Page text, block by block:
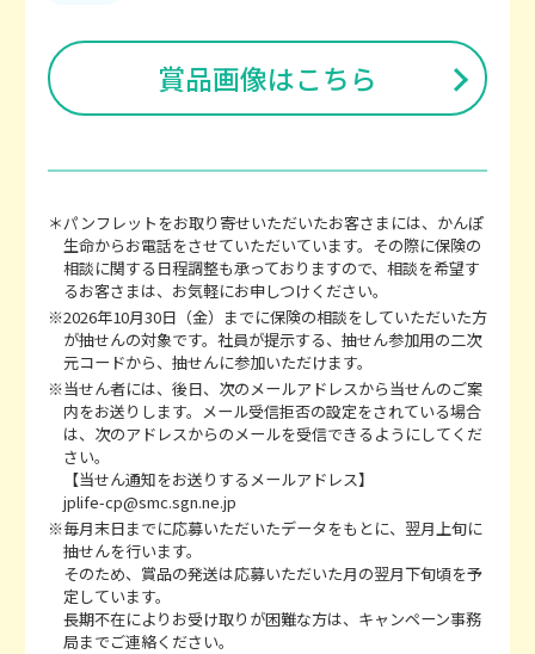
賞品画像はこちら
＊パンフレットをお取り寄せいただいたお客さまには、かんぽ
生命からお電話をさせていただいています。その際に保険の
相談に関する日程調整も承っておりますので、相談を希望す
るお客さまは、お気軽にお申しつけください。
※2026年10月30日（金）までに保険の相談をしていただいた方
が抽せんの対象です。社員が提示する、抽せん参加用の二次
元コードから、抽せんに参加いただけます。
※当せん者には、後日、次のメールアドレスから当せんのご案
内をお送りします。メール受信拒否の設定をされている場合
は、次のアドレスからのメールを受信できるようにしてくだ
さい。
【当せん通知をお送りするメールアドレス】
jplife-cp@smc.sgn.ne.jp
※毎月末日までに応募いただいたデータをもとに、翌月上旬に
抽せんを行います。
そのため、賞品の発送は応募いただいた月の翌月下旬頃を予
定しています。
長期不在によりお受け取りが困難な方は、キャンペーン事務
局までご連絡ください。